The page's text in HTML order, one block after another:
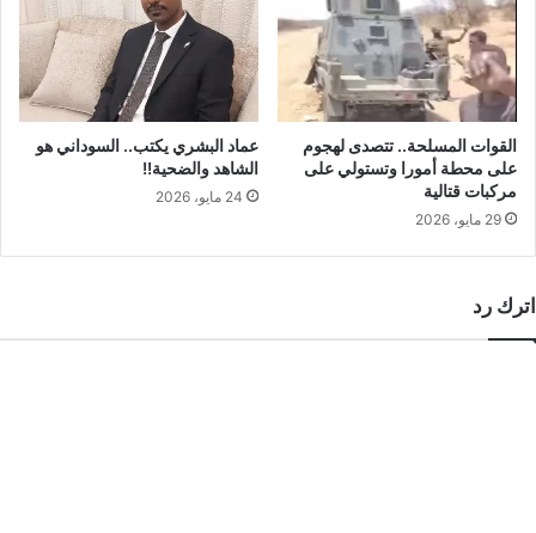
القوات المسلحة.. تتصدى لهجوم
على محطة أمورا وتستولي على
مركبات قتالية
29 مايو، 2026
عماد البشري يكتب.. السوداني هو
الشاهد والضحية!!
24 مايو، 2026
اترك رد